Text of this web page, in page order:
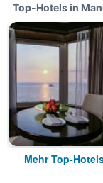
Top-Hotels in
Mehr Top-